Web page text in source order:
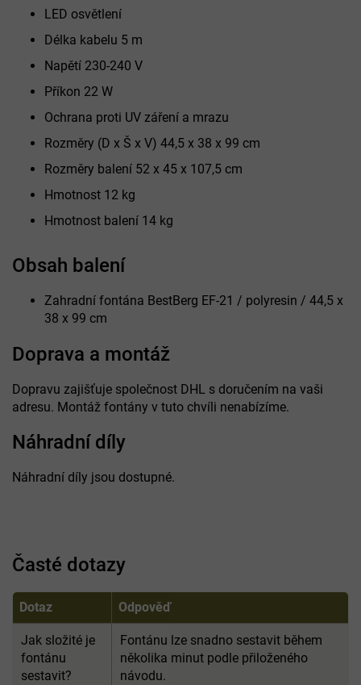
LED osvětlení
Délka kabelu 5 m
Napětí 230-240 V
Příkon 22 W
Ochrana proti UV záření a mrazu
Rozměry (D x Š x V) 44,5 x 38 x 99 cm
Rozměry balení 52 x 45 x 107,5 cm
Hmotnost 12 kg
Hmotnost balení 14 kg
Obsah balení
Zahradní fontána BestBerg EF-21 / polyresin / 44,5 x
38 x 99 cm
Doprava a montáž
Dopravu zajišťuje společnost DHL s doručením na vaši
adresu. Montáž fontány v tuto chvíli nenabízíme.
Náhradní díly
Náhradní díly jsou dostupné.
Časté dotazy
Dotaz Odpověď
Jak složité je
fontánu
sestavit?
Fontánu lze snadno sestavit během
několika minut podle přiloženého
návodu.